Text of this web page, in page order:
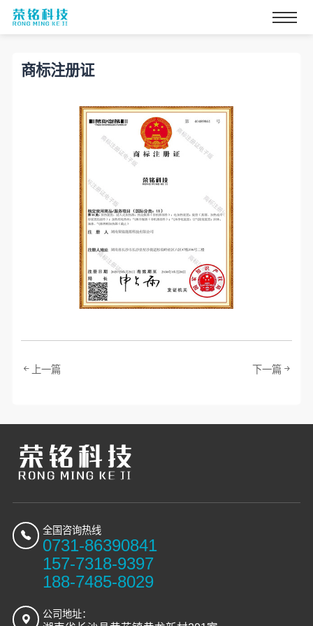
商标注册证
上一篇 下一篇
全国咨询热线
0731-86390841
157-7318-9397
188-7485-8029
公司地址：